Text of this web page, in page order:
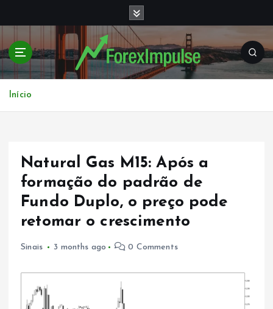
p
o
Início
Natural Gas M15: Após a
formação do padrão de
Fundo Duplo, o preço pode
retomar o crescimento
Sinais 3 months ago 0 Comments